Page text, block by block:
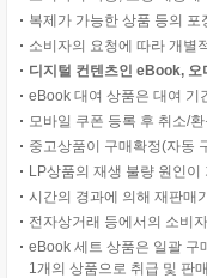
복제가 가능한 상품 등의
소비자의 요청에 따라 개별
디지털 컨텐츠인 eBook,
eBook 대여 상품은 대여 기
모바일 쿠폰 등록 후 취소/
중고상품이 구매확정(자동
LP상품의 재생 불량 원인
시간의 경과에 의해 재판매
전자상거래 등에서의 소비
eBook 세트 상품은 일괄 구
1개의 상품으로 취급 및 판